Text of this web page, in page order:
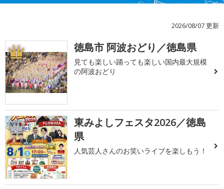
2026/08/07 更新
1 徳島市 阿波おどり／徳島県
見ても楽しい踊っても楽しい国内最大規模
の阿波おどり
2
東みよしフェスタ2026／徳島
県
人気芸人さんのお笑いライブを楽しもう！